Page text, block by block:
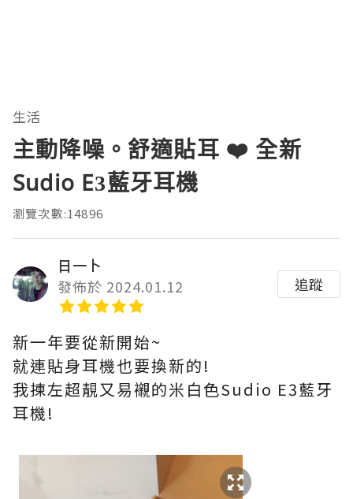
生活
主動降噪。舒適貼耳 ❤️ 全新
Sudio E3藍牙耳機
瀏覽次數:14896
日一卜
發佈於 2024.01.12
追蹤
新一年要從新開始~
就連貼身耳機也要換新的!
我揀左超靚又易襯的米白色Sudio E3藍牙
耳機!